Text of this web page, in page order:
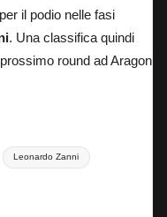
il podio nelle fasi
. Una classifica quindi
round ad Aragon
Leonardo Zanni